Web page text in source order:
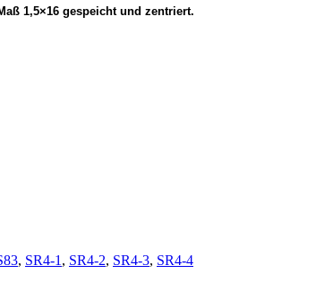
1,5×16 gespeicht und zentriert.
, SR4-1, SR4-2, SR4-3, SR4-4